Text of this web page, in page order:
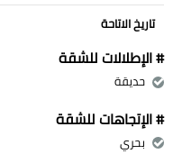
تاريخ الاتاحة
# الإطلالات للشقة
حديقة
# الإتجاهات للشقة
بحري